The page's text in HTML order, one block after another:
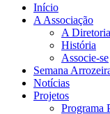
Início
A Associação
A Diretoria
História
Associe-se
Semana
Notícias
Projetos
Programa